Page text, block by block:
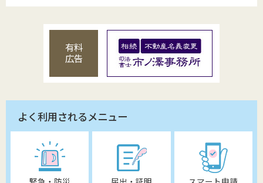
有料
広告
よく利用されるメニュー